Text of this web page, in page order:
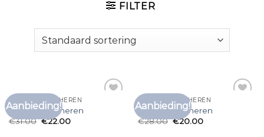
FILTER
Aanbieding!
GAVE T SHIRTS HEREN
gave t shirts heren
€31.00 €22.00
Aanbieding!
GAVE T SHIRTS HEREN
gave t shirts heren
€28.00 €20.00